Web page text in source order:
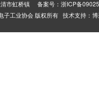
清市虹桥镇 备案号：浙ICP备
子工业协会 版权所有 技术支持：